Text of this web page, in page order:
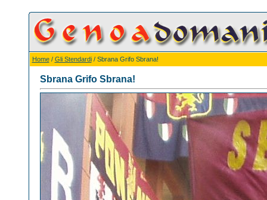
Home/ Gli Stendardi/ Sbrana Grifo Sbrana!
Sbrana Grifo Sbrana!